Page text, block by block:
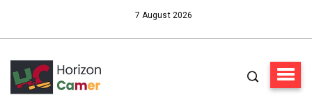
7 August 2026